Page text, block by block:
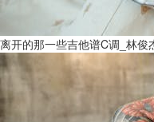
离开的那一些吉他谱C调_林